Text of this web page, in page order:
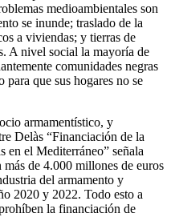
medioambientales son
se inunde; traslado de la
a viviendas; y tierras de
A nivel social la mayoría de
comunidades negras
que sus hogares no se
armamentístico, y
Delàs “Financiación de la
en el Mediterráneo” señala
de 4.000 millones de euros
del armamento y
2020 y 2022. Todo esto a
la financiación de